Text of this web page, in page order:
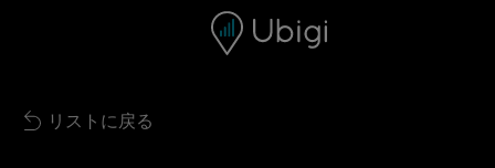
ナビゲーションバー フッター
Back to list
リストに戻る